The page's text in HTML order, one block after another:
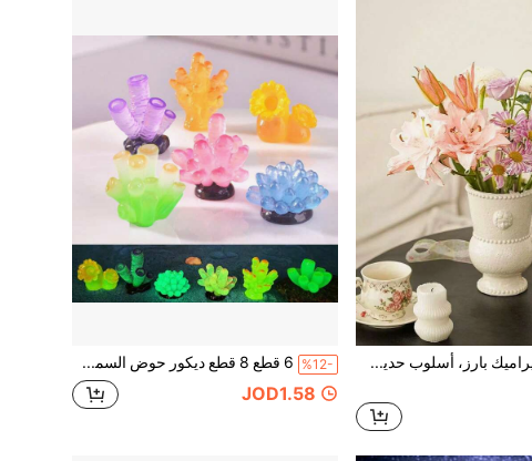
1 إناء سيراميك بارز، أسلوب حديث بسيط لديكور المنزل، مجموعة أواني زخرفية بشكل وجه بارز، إناء بأسلوب فرنسي مناسب لغرفة المعيشة، غرفة الطعام، رف الكتب، ديكور المركز، ديكور الطاولة، هدية، عيد ميلاد، تخرج
%12- 6 قطع 8 قطع ديكور حوض السمك المحيطي، مرجان مضيء في الظلام منظر طبيعي صغير حوض السمك زينة صغيرة، إكسسوارات ديكور DIY منظر طبيعي صغير محاكاة مضيء في الظلام أحجار كريمة ملونة الماس اليشم لعبة الحفر DIY ديكور إكسسوارات كيس عمي زينة صغيرة
JOD1.58